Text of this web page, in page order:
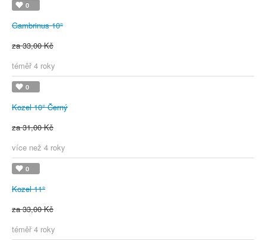
0
Gambrinus 10°
za 33,00 Kč
téměř 4 roky
0
Kozel 10° Černý
za 31,00 Kč
více než 4 roky
0
Kozel 11°
za 33,00 Kč
téměř 4 roky